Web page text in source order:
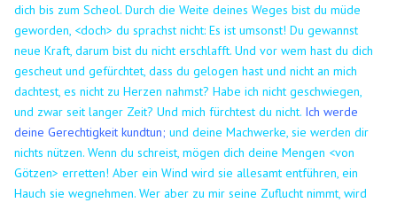
dich bis zum Scheol.Durch die Weite deines Weges bist du müde
geworden, <doch> du sprachst nicht: Es ist umsonst! Du gewannst
neue Kraft, darum bist du nicht erschlafft.Und vor wem hast du dich
gescheut und gefürchtet, dass du gelogen hast und nicht an mich
dachtest, es nicht zu Herzen nahmst? Habe ich nicht geschwiegen,
und zwar seit langer Zeit? Und mich fürchtest du nicht. Ich werde
deine Gerechtigkeit kundtun; und deine Machwerke, sie werden dir
nichts nützen.Wenn du schreist, mögen dich deine Mengen <von
Götzen> erretten! Aber ein Wind wird sie allesamt entführen, ein
Hauch sie wegnehmen. Wer aber zu mir seine Zuflucht nimmt, wird